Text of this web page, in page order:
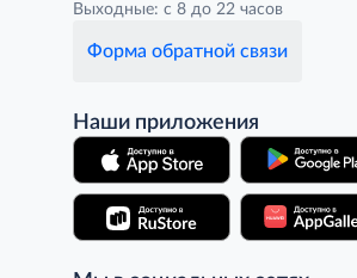
Выходные: с 8 до 22 часов
Форма обратной связи
Наши приложения